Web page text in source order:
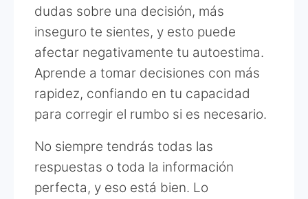
dudas sobre una decisión, más
inseguro te sientes, y esto puede
afectar negativamente tu autoestima.
Aprende a tomar decisiones con más
rapidez, confiando en tu capacidad
para corregir el rumbo si es necesario.
No siempre tendrás todas las
respuestas o toda la información
perfecta, y eso está bien. Lo